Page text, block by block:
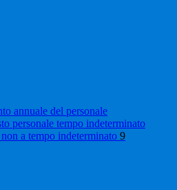
annuale del personale
personale tempo indeterminato
a tempo indeterminato 9